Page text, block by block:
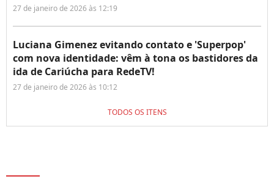
27 de janeiro de 2026 às 12:19
Luciana Gimenez evitando contato e 'Superpop'
com nova identidade: vêm à tona os bastidores da
ida de Cariúcha para RedeTV!
27 de janeiro de 2026 às 10:12
TODOS OS ITENS